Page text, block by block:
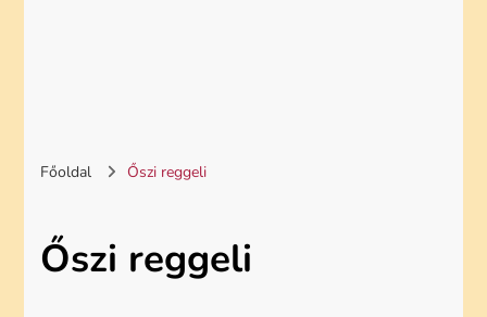
Főoldal Őszi reggeli
Őszi reggeli